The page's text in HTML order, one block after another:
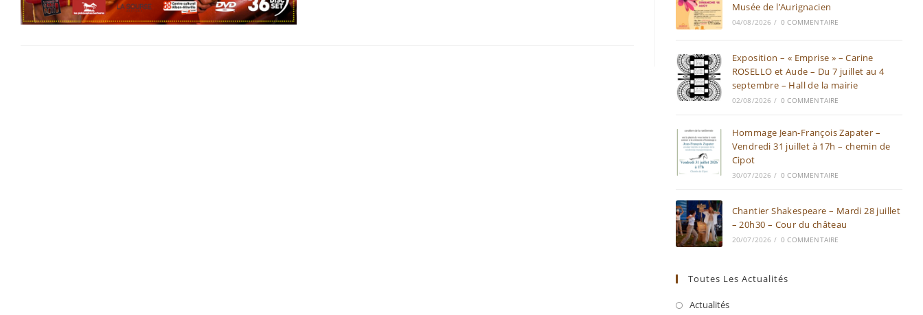
Musée de l’Aurignacien
04/08/2026 / 0 COMMENTAIRE
Exposition – « Emprise » – Carine
ROSELLO et Aude – Du 7 juillet au 4
septembre – Hall de la mairie
02/08/2026 / 0 COMMENTAIRE
Hommage Jean-François Zapater –
Vendredi 31 juillet à 17h – chemin de
Cipot
30/07/2026 / 0 COMMENTAIRE
Chantier Shakespeare – Mardi 28 juillet
– 20h30 – Cour du château
20/07/2026 / 0 COMMENTAIRE
Toutes Les Actualités
Actualités